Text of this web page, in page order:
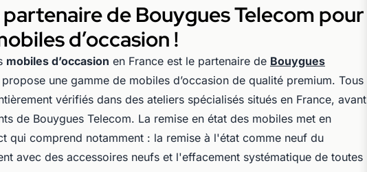
de Bouygues Telecom pour
d’occasion !
mobiles d’occasion en France est le partenaire de Bouygues
une gamme de mobiles d’occasion de qualité premium. Tous
vérifiés dans des ateliers spécialisés situés en France, avant
de Bouygues Telecom. La remise en état des mobiles met en
qui comprend notamment : la remise à l'état comme neuf du
avec des accessoires neufs et l'effacement systématique de toutes